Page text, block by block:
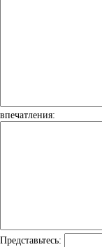
впечатления:
Представьтесь: